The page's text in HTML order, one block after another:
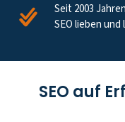
Seit 2003
SEO lieben und
SEO auf